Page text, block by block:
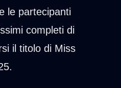
le partecipanti
completi di
il titolo di Miss